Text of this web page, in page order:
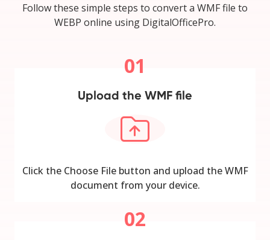
Follow these simple steps to convert a WMF file to
WEBP online using DigitalOfficePro.
01
Upload the WMF file
Click the Choose File button and upload the WMF
document from your device.
02